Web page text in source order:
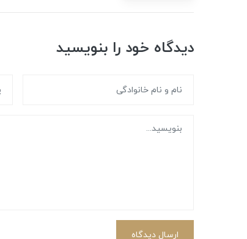
دیدگاه خود را بنویسید
ارسال دیدگاه